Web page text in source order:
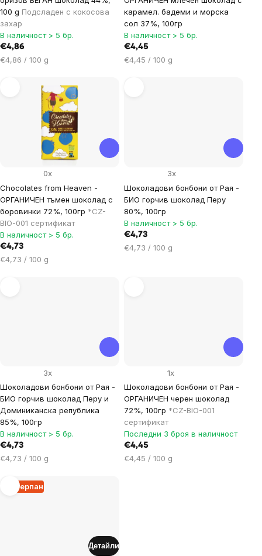
100 g Подсладен с кокосова
захар
В наличност > 5 бр.
€4,86
Цена
€4,86 / 100 g
карамел. бадеми и морска
сол 37%, 100гр
В наличност > 5 бр.
€4,45
Цена
€4,45 / 100 g
Chocolates from Heaven -
ОРГАНИЧЕН тъмен шоколад с
боровинки 72%, 100гр *CZ-
BIO-001 сертификат
0x
В наличност > 5 бр.
€4,73
Цена
€4,73 / 100 g
Шоколадови бонбони от Рая -
БИО горчив шоколад Перу
80%, 100гр
3x
В наличност > 5 бр.
€4,73
Цена
€4,73 / 100 g
Шоколадови бонбони от Рая -
БИО горчив шоколад Перу и
Доминиканска република
85%, 100гр
3x
В наличност > 5 бр.
€4,73
Цена
мярка:
€4,73 / 100 g
Шоколадови бонбони от Рая -
ОРГАНИЧЕН черен шоколад
72%, 100гр *CZ-BIO-001
сертификат
1x
Последни 3 броя в наличност
€4,45
Цена
€4,45 / 100 g
Изчерпан
Детайли